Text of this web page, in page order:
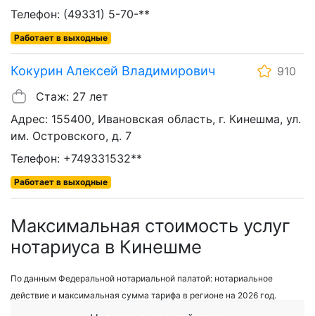
Телефон: (49331) 5-70-**
Работает в выходные
Кокурин Алексей Владимирович
910
Стаж: 27 лет
Адрес: 155400, Ивановская область, г. Кинешма, ул.
им. Островского, д. 7
Телефон: +749331532**
Работает в выходные
Максимальная стоимость услуг
нотариуса в Кинешме
По данным Федеральной нотариальной палатой: нотариальное
действие и максимальная сумма тарифа в регионе на 2026 год.